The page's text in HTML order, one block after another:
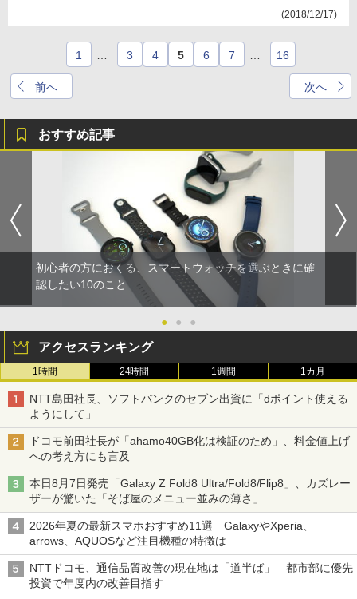
(2018/12/17)
前へ
1 3 4 5 6 7 16
次へ
おすすめ記事
初心者の方におくる、スマートウォッチを選ぶときに確
認したい10のこと
● ● ●
アクセスランキング
1時間 24時間 1週間 1カ月
NTT島田社長、ソフトバンクのセブン出資に「dポイント使える
ようにして」
ドコモ前田社長が「ahamo40GB化は検証のため」、料金値上げ
への考え方にも言及
本日8月7日発売「Galaxy Z Fold8 Ultra/Fold8/Flip8」、カズレー
ザーが驚いた「そば屋のメニュー並みの薄さ」
2026年夏の最新スマホおすすめ11選 GalaxyやXperia、
arrows、AQUOSなど注目機種の特徴は
NTTドコモ、通信品質改善の現在地は「道半ば」 都市部に優先
投資で年度内の改善目指す